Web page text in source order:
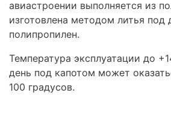
авиастроении выполняется из
изготовлена методом литья под
полипропилен.
Температура эксплуатации до
день под капотом может
100 градусов.